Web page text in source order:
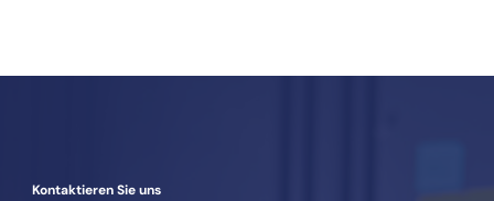
Kontaktieren Sie uns